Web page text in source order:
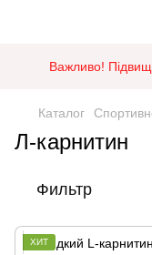
Важливо!
Каталог
Л-карнитин
Фильтр
ХИТ